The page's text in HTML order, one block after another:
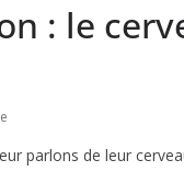
: le
parlons de leur